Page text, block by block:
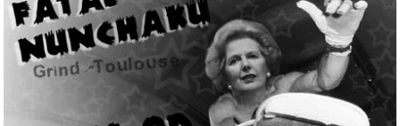
Contact
À
propos